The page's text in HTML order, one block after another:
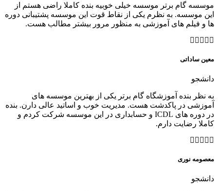
موسسه گام برتر موسسه خیلی خوبیه بنده کاملا راضی هستم از
این موسسه. به نظرم یکی از نقاط قوت این موسسه پشتیبانی دوره
ها و فیلم های آموزشی به منظور مرور بیشتر مطالب هست.
معین ساداتی
دانشجو
به نظر بنده آموزشگاه گام برتر یکی از بهترین موسسه های
آموزشی در پاکدشت هست. مدیریت خوب و اساتید عالی دارن. بنده
در دوره های ICDL و حسابداری در این موسسه شرکت کردم و
کاملا رضایت دارم.
معصومه نوری
دانشجو